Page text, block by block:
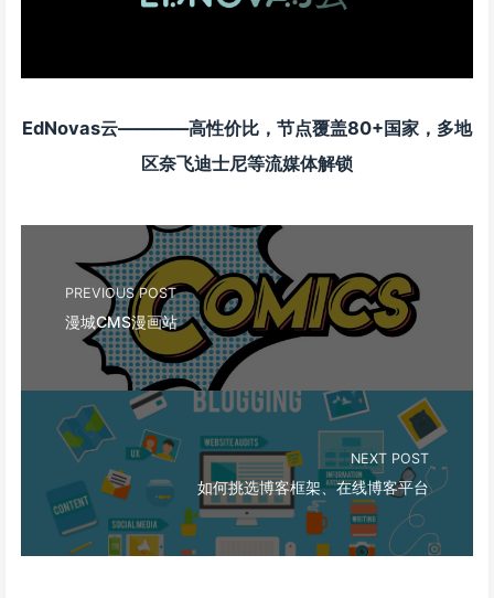
EdNovas云————高性价比，节点覆盖80+国家，多地
区奈飞迪士尼等流媒体解锁
PREVIOUS POST
漫城CMS漫画站
NEXT POST
如何挑选博客框架、在线博客平台